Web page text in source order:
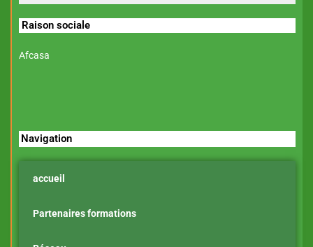
Raison sociale
Afcasa
Navigation
accueil
Partenaires formations